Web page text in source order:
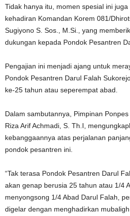
Tidak hanya itu, momen spesial ini
kehadiran Komandan Korem 081/
Sugiyono S. Sos., M.Si., yang
dukungan kepada Pondok Pesantren
Pengajian ini menjadi ajang untuk
Pondok Pesantren Darul Falah
ke-25 tahun atau seperempat abad.
Dalam sambutannya, Pimpinan
Riza Arif Achmadi, S. Th.I,
kebanggaannya atas perjalanan
pondok pesantren ini.
“Tak terasa Pondok Pesantren Darul
akan genap berusia 25 tahun atau 1/4
menyongsong 1/4 Abad Darul Falah,
digelar dengan menghadirkan